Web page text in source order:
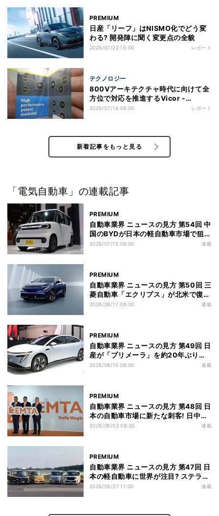
PREMIUM
日産「リーフ」はNISMO化でどう変
わる? 開発陣に聞く変更点の全貌
2026/07/22 15:00 レポート
テクノロジー
800Vアーキテクチャ時代に向けて全
方位で対応を推進するVicor -
TECHNO-FRONTIER 2026
2026/07/16 08:00 レポート
新着記事をもっと見る
「電気自動車」の連載記事
PREMIUM
自動車業界 ニュースの見方 第54回 中
国のBYDが日本の軽自動車市場で狙
う“小さなEV革命”とは
2026/07/15 08:00 連載
PREMIUM
自動車業界 ニュースの見方 第50回 三
菱自動車「エクリプス」が北米で復
活! 日産リーフがベース? 投入の狙い
2026/06/17 08:00 連載
PREMIUM
自動車業界 ニュースの見方 第49回 日
産が「プリメーラ」を約20年ぶりに
復活させる狙いとは
2026/06/10 08:00 連載
PREMIUM
自動車業界 ニュースの見方 第48回 日
本の自動車市場に新たな刺客! 日中合
作の新ブランド「EMTA」が脅威な理
2026/06/03 08:00 連載
PREMIUM
自動車業界 ニュースの見方 第47回 日
本の軽自動車に世界が注目? ステラン
ティスが「E-car」参入を表明
2026/05/27 11:00 連載